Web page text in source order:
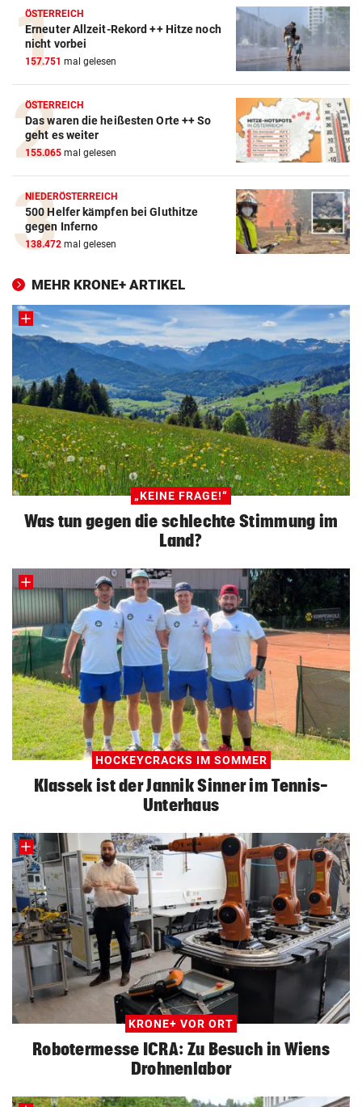
ÖSTERREICH
Erneuter Allzeit-Rekord ++ Hitze noch
nicht vorbei
157.751 mal gelesen
ÖSTERREICH
Das waren die heißesten Orte ++ So
geht es weiter
155.065 mal gelesen
NIEDERÖSTERREICH
500 Helfer kämpfen bei Gluthitze
gegen Inferno
138.472 mal gelesen
MEHR KRONE+ ARTIKEL
„KEINE FRAGE!“
Was tun gegen die schlechte Stimmung im
Land?
HOCKEYCRACKS IM SOMMER
Klassek ist der Jannik Sinner im Tennis-
Unterhaus
KRONE+ VOR ORT
Robotermesse ICRA: Zu Besuch in Wiens
Drohnenlabor